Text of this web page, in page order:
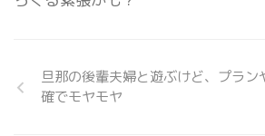
旦那の後輩夫婦と遊ぶけど、プラン
確でモヤモヤ